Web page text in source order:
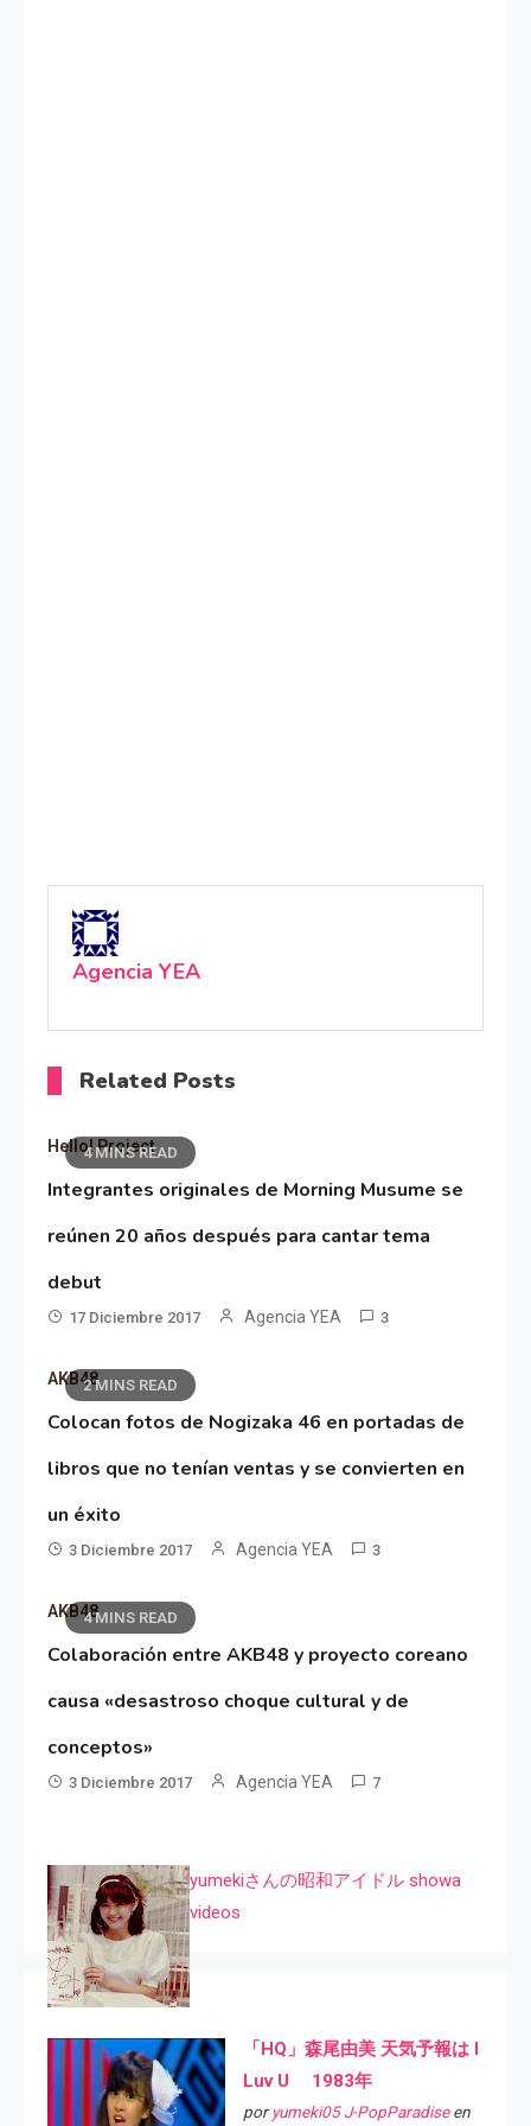
Agencia YEA
Related Posts
4 MINS READ
Hello! Project
Integrantes originales de Morning Musume se
reúnen 20 años después para cantar tema
debut
17 Diciembre 2017 Agencia YEA 3
2 MINS READ
AKB48
Colocan fotos de Nogizaka 46 en portadas de
libros que no tenían ventas y se convierten en
un éxito
3 Diciembre 2017 Agencia YEA 3
4 MINS READ
AKB48
Colaboración entre AKB48 y proyecto coreano
causa «desastroso choque cultural y de
conceptos»
3 Diciembre 2017 Agencia YEA 7
yumekiさんの昭和アイドル showa
videos
「HQ」森尾由美 天気予報は I
Luv U 1983年
por yumeki05 J-PopParadiseen